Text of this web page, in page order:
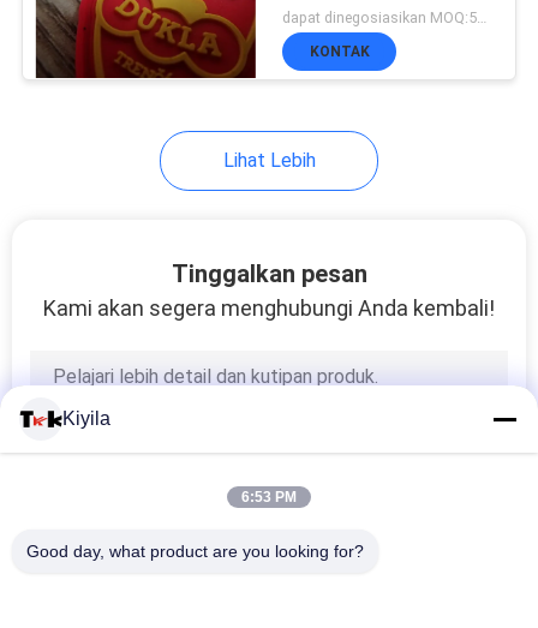
Tidak Beracun
dapat dinegosiasikan MOQ:500 pcs
KONTAK
Lihat Lebih
Tinggalkan pesan
Kami akan segera menghubungi Anda kembali!
Kiyila
6:53 PM
Good day, what product are you looking for?